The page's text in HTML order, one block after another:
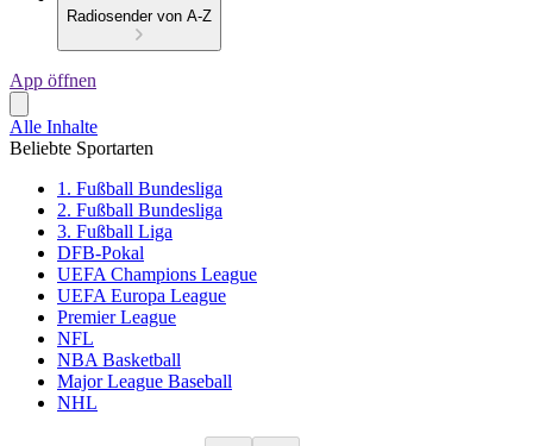
Radiosender von A-Z
App öffnen
Alle Inhalte
Beliebte Sportarten
1. Fußball Bundesliga
2. Fußball Bundesliga
3. Fußball Liga
DFB-Pokal
UEFA Champions League
UEFA Europa League
Premier League
NFL
NBA Basketball
Major League Baseball
NHL